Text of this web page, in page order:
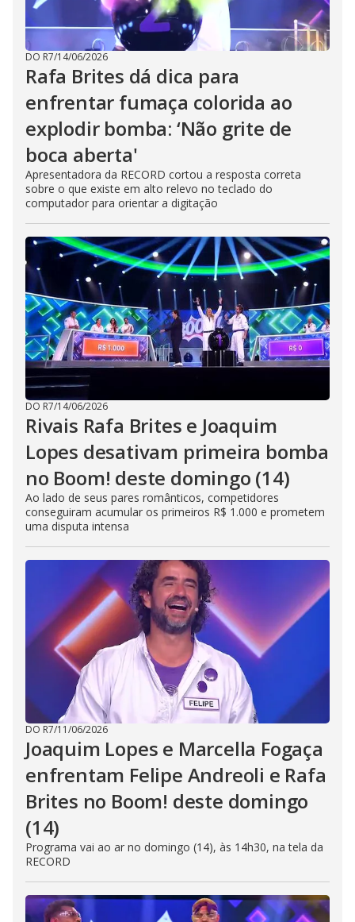
DO R7/14/06/2026
Rafa Brites dá dica para
enfrentar fumaça colorida ao
explodir bomba: ‘Não grite de
boca aberta'
Apresentadora da RECORD cortou a resposta correta
sobre o que existe em alto relevo no teclado do
computador para orientar a digitação
DO R7/14/06/2026
Rivais Rafa Brites e Joaquim
Lopes desativam primeira bomba
no Boom! deste domingo (14)
Ao lado de seus pares românticos, competidores
conseguiram acumular os primeiros R$ 1.000 e prometem
uma disputa intensa
DO R7/11/06/2026
Joaquim Lopes e Marcella Fogaça
enfrentam Felipe Andreoli e Rafa
Brites no Boom! deste domingo
(14)
Programa vai ao ar no domingo (14), às 14h30, na tela da
RECORD